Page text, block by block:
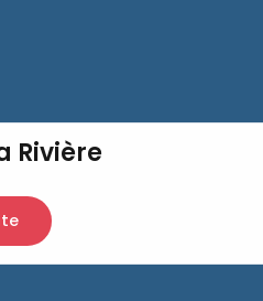
Rivière